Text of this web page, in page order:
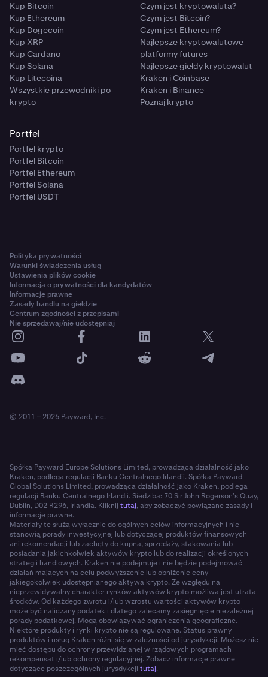
Kup Bitcoin
Kup Ethereum
Kup Dogecoin
Kup XRP
Kup Cardano
Kup Solana
Kup Litecoina
Wszystkie przewodniki po
krypto
Czym jest kryptowaluta?
Czym jest Bitcoin?
Czym jest Ethereum?
Najlepsze kryptowalutowe
platformy futures
Najlepsze giełdy kryptowalut
Kraken i Coinbase
Kraken i Binance
Poznaj krypto
Portfel
Portfel krypto
Portfel Bitcoin
Portfel Ethereum
Portfel Solana
Portfel USDT
Polityka prywatności
Warunki świadczenia usług
Ustawienia plików cookie
Informacja o prywatności dla kandydatów
Informacje prawne
Zasady handlu na giełdzie
Centrum zgodności z przepisami
Nie sprzedawaj/nie udostępniaj
© 2011 – 2026 Payward, Inc.
Spółka Payward Europe Solutions Limited, prowadząca działalność jako
Kraken, podlega regulacji Banku Centralnego Irlandii. Spółka Payward
Global Solutions Limited, prowadząca działalność jako Kraken, podlega
regulacji Banku Centralnego Irlandii. Siedziba: 70 Sir John Rogerson’s Quay,
Dublin, D02 R296, Irlandia. Kliknij tutaj, aby zobaczyć powiązane zasady i
informacje prawne.
Materiały te służą wyłącznie do ogólnych celów informacyjnych i nie
stanowią porady inwestycyjnej lub dotyczącej produktów finansowych
ani rekomendacji lub zachęty do kupna, sprzedaży, stakowania lub
posiadania jakichkolwiek aktywów krypto lub do realizacji określonych
strategii handlowych. Kraken nie podejmuje i nie będzie podejmować
działań mających na celu podwyższenie lub obniżenie ceny
jakiegokolwiek udostępnianego aktywa krypto. Ze względu na
nieprzewidywalny charakter rynków aktywów krypto możliwa jest utrata
środków. Od każdego zwrotu i/lub wzrostu wartości aktywów krypto
może być naliczany podatek i dlatego zalecamy zasięgnięcie niezależnej
porady podatkowej. Mogą obowiązywać ograniczenia geograficzne.
Niektóre produkty i rynki krypto nie są regulowane. Status prawny
produktów i usług Kraken różni się w zależności od jurysdykcji. Możesz nie
mieć dostępu do ochrony przewidzianej w rządowych programach
rekompensat i/lub ochrony regulacyjnej. Zobacz informacje prawne
dotyczące poszczególnych jurysdykcji tutaj.